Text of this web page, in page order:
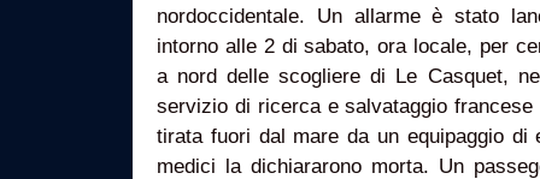
nordoccidentale. Un allarme è stato
intorno alle 2 di sabato, ora locale, per
a nord delle scogliere di Le Casquet,
servizio di ricerca e salvataggio
tirata fuori dal mare da un equipaggio di
medici la dichiararono morta. Un